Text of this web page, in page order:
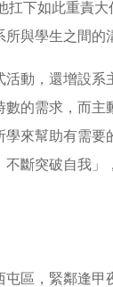
扛下如此重責
與學生之間的
動，還增設
的需求，而
來幫助有需要
斷突破自我
區，緊鄰逢甲